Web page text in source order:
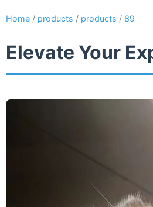
Home / products / products / 89
Elevate Your